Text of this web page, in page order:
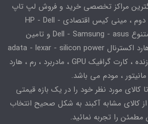
مراکز تخصصی خرید و فروش لپ تاپ
استوک و لپ تاپ دست دوم ، مینی کیس اقتصادی HP - Dell -
Lenovo ، مانیتور های متنوع Dell - Samsung - asus و تامین
کننده قطعاتی همچون هارد اکسترنال adata - lexar - silicon power
- ، سی پی یو CPU پردازنده ، کارت گرافیک GPU ، مادربرد ، رم ، هارد
، مودم می باشد.
کالای مورد نظر خود را در یک بازه قیمتی
از کالای مشابه آکبند به شکل صحیح انتخاب
را تجربه نمائید.